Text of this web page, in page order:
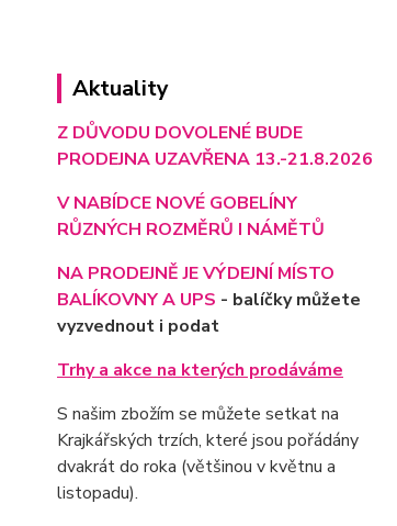
Aktuality
Z DŮVODU DOVOLENÉ BUDE
PRODEJNA UZAVŘENA 13.-21.8.2026
V NABÍDCE NOVÉ GOBELÍNY
RŮZNÝCH ROZMĚRŮ I NÁMĚTŮ
NA PRODEJNĚ JE VÝDEJNÍ MÍSTO
BALÍKOVNY A UPS - balíčky můžete
vyzvednout i podat
Trhy a akce na kterých prodáváme
S našim zbožím se můžete setkat na
Krajkářských trzích, které jsou pořádány
dvakrát do roka (většinou v květnu a
listopadu).